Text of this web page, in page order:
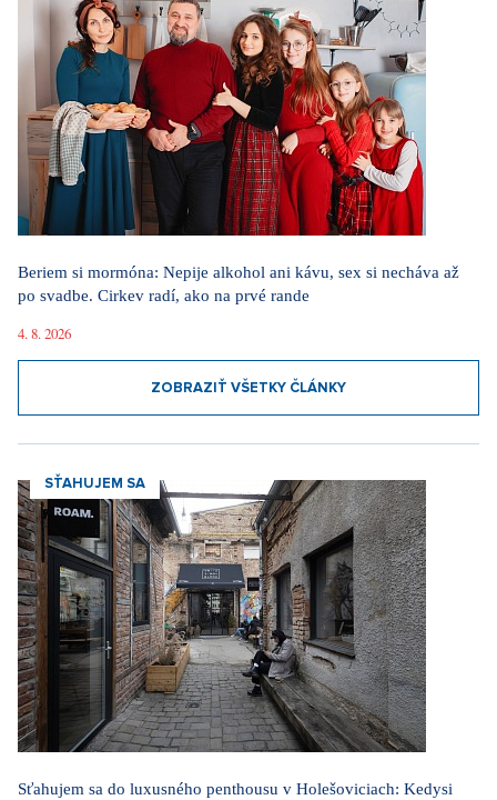
Beriem si mormóna: Nepije alkohol ani kávu, sex si necháva až
po svadbe. Cirkev radí, ako na prvé rande
4. 8. 2026
ZOBRAZIŤ VŠETKY ČLÁNKY
SŤAHUJEM SA
Sťahujem sa do luxusného penthousu v Holešoviciach: Kedysi